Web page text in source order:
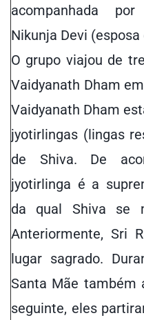
acompanhada
Nikunja Devi
O grupo viajou de
Vaidyanath Dham
Vaidyanath Dham
jyotirlingas (lingas
de Shiva. De
jyotirlinga é a
da qual Shiva se
Anteriormente, Sri
lugar sagrado.
Santa Mãe também
seguinte, eles